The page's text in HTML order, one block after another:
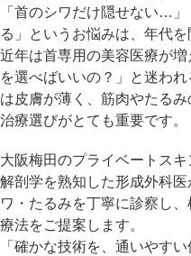
お悩みで探す
医師紹介
アクセス
西梅田から徒歩2分
「首のシワだけ隠せない…
る」というお悩みは、年代
近年は首専用の美容医療が
を選べばいいの？」と迷わ
は皮膚が薄く、筋肉やたる
治療選びがとても重要です。
大阪梅田のプライベートス
解剖学を熟知した形成外科
ワ・たるみを丁寧に診察し
療法をご提案します。
「確かな技術を、通いやす